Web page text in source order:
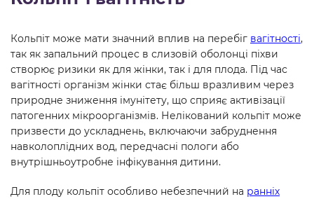
Кольпіт може мати значний вплив на перебіг вагітності,
так як запальний процес в слизовій оболонці піхви
створює ризики як для жінки, так і для плода. Під час
вагітності організм жінки стає більш вразливим через
природне зниження імунітету, що сприяє активізації
патогенних мікроорганізмів. Нелікований кольпіт може
призвести до ускладнень, включаючи забруднення
навколоплідних вод, передчасні пологи або
внутрішньоутробне інфікування дитини.
Для плоду кольпіт особливо небезпечний на ранніх